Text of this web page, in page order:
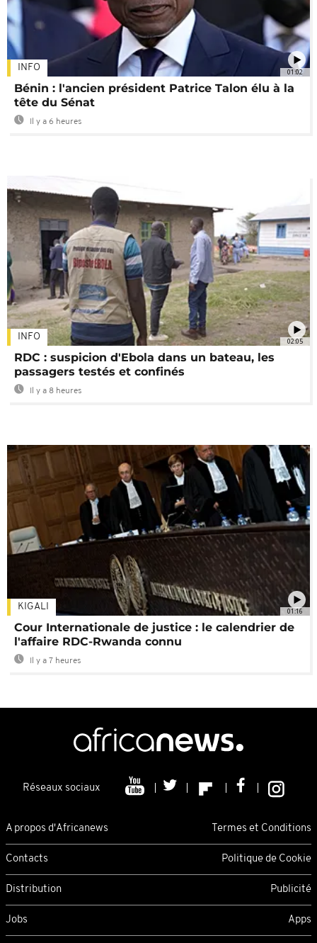
01:02
INFO
Bénin : l'ancien président Patrice Talon élu à la
tête du Sénat
Il y a 6 heures
02:05
INFO
RDC : suspicion d'Ebola dans un bateau, les
passagers testés et confinés
Il y a 8 heures
01:16
KIGALI
Cour Internationale de justice : le calendrier de
l'affaire RDC-Rwanda connu
Il y a 7 heures
Réseaux sociaux
A propos d'Africanews Termes et Conditions
Contacts Politique de Cookie
Distribution Publicité
Jobs Apps